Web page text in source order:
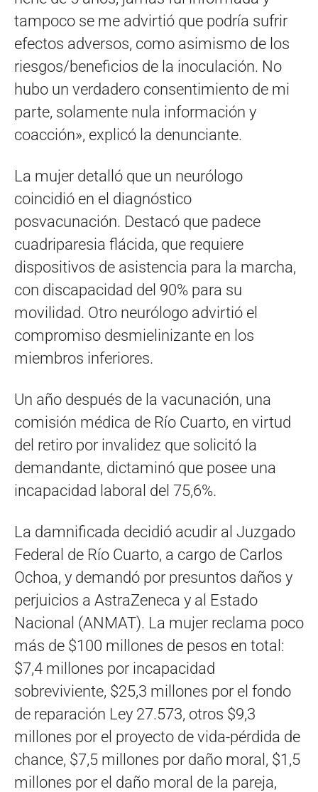
tampoco se me advirtió que podría sufrir
efectos adversos, como asimismo de los
riesgos/beneficios de la inoculación. No
hubo un verdadero consentimiento de mi
parte, solamente nula información y
coacción», explicó la denunciante.
La mujer detalló que un neurólogo
coincidió en el diagnóstico
posvacunación. Destacó que padece
cuadriparesia flácida, que requiere
dispositivos de asistencia para la marcha,
con discapacidad del 90% para su
movilidad. Otro neurólogo advirtió el
compromiso desmielinizante en los
miembros inferiores.
Un año después de la vacunación, una
comisión médica de Río Cuarto, en virtud
del retiro por invalidez que solicitó la
demandante, dictaminó que posee una
incapacidad laboral del 75,6%.
La damnificada decidió acudir al Juzgado
Federal de Río Cuarto, a cargo de Carlos
Ochoa, y demandó por presuntos daños y
perjuicios a AstraZeneca y al Estado
Nacional (ANMAT). La mujer reclama poco
más de $100 millones de pesos en total:
$7,4 millones por incapacidad
sobreviviente, $25,3 millones por el fondo
de reparación Ley 27.573, otros $9,3
millones por el proyecto de vida-pérdida de
chance, $7,5 millones por daño moral, $1,5
millones por el daño moral de la pareja,